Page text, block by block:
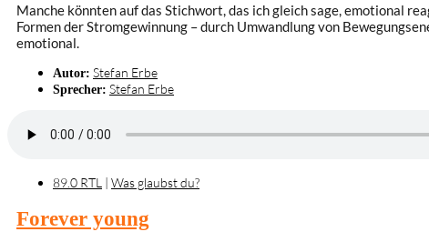
Manche könnten auf das Stichwort, das ich gleich sage, emotional
Formen der Stromgewinnung – durch Umwandlung von
emotional.
Autor: Stefan Erbe
Sprecher: Stefan Erbe
89.0 RTL | Was glaubst du?
Forever young